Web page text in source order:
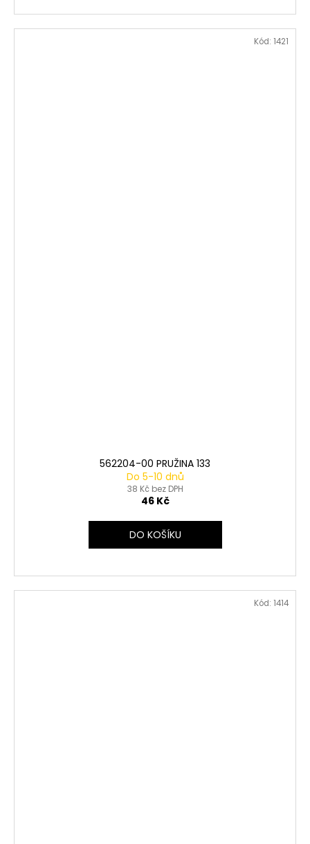
562204-00 PRUŽINA 133
Do 5-10 dnů
38 Kč bez DPH
46 Kč
DO KOŠÍKU
Kód: 1421
Kód: 1414